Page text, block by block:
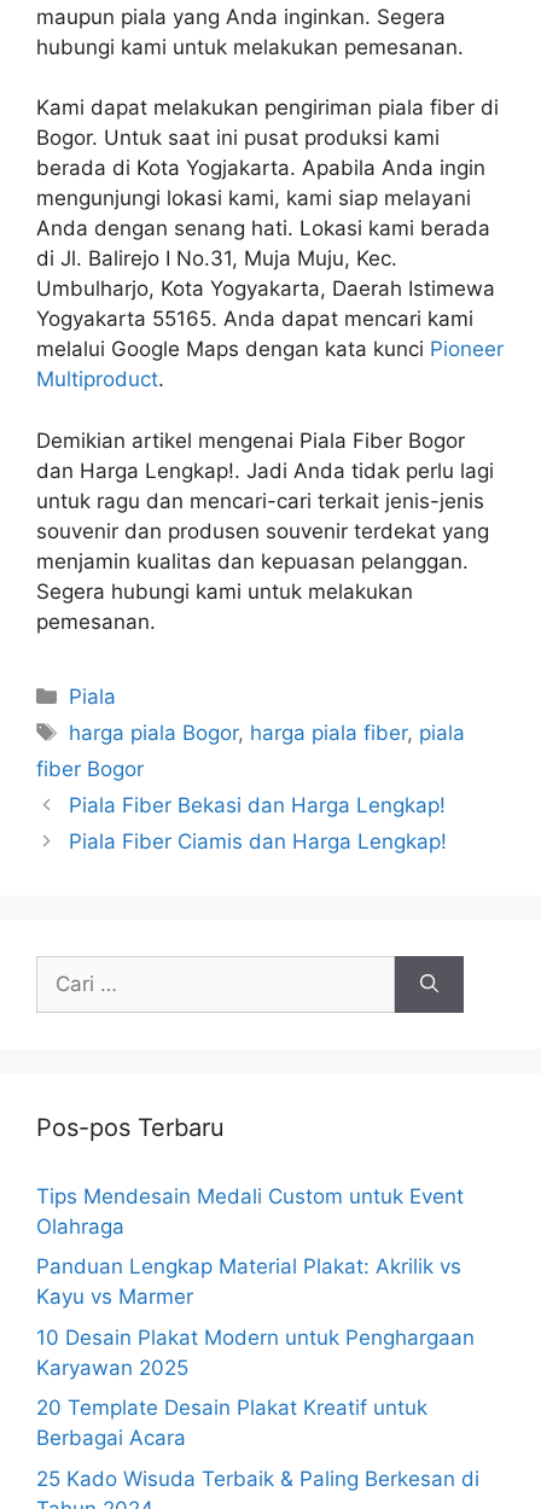
maupun piala yang Anda inginkan. Segera
hubungi kami untuk melakukan pemesanan.
Kami dapat melakukan pengiriman piala fiber di
Bogor. Untuk saat ini pusat produksi kami
berada di Kota Yogjakarta. Apabila Anda ingin
mengunjungi lokasi kami, kami siap melayani
Anda dengan senang hati. Lokasi kami berada
di Jl. Balirejo I No.31, Muja Muju, Kec.
Umbulharjo, Kota Yogyakarta, Daerah Istimewa
Yogyakarta 55165. Anda dapat mencari kami
melalui Google Maps dengan kata kunci Pioneer
Multiproduct.
Demikian artikel mengenai Piala Fiber Bogor
dan Harga Lengkap!. Jadi Anda tidak perlu lagi
untuk ragu dan mencari-cari terkait jenis-jenis
souvenir dan produsen souvenir terdekat yang
menjamin kualitas dan kepuasan pelanggan.
Segera hubungi kami untuk melakukan
pemesanan.
Kategori
Piala
Tag
harga piala Bogor, harga piala fiber, piala
fiber Bogor
Piala Fiber Bekasi dan Harga Lengkap!
Piala Fiber Ciamis dan Harga Lengkap!
untuk:
Pos-pos Terbaru
Tips Mendesain Medali Custom untuk Event
Olahraga
Panduan Lengkap Material Plakat: Akrilik vs
Kayu vs Marmer
10 Desain Plakat Modern untuk Penghargaan
Karyawan 2025
20 Template Desain Plakat Kreatif untuk
Berbagai Acara
25 Kado Wisuda Terbaik & Paling Berkesan di